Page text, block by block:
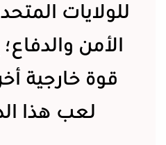
للولايات
الأمن
قوة خارجية
لعب هذا